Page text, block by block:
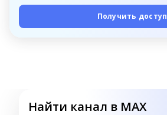
Получить доступ
Найти канал в MAX